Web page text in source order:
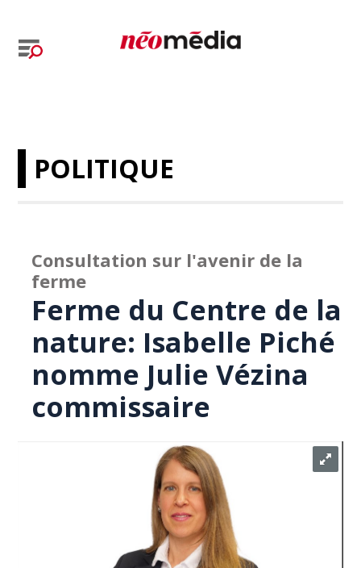
POLITIQUE
Consultation sur l'avenir de la
ferme
Ferme du Centre de la
nature: Isabelle Piché
nomme Julie Vézina
commissaire